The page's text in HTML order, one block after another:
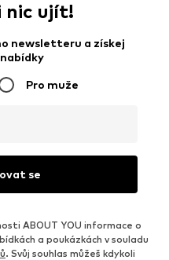
nic ujít!
newsletteru a získej
Pro muže
se
ABOUT YOU informace o
a poukázkách v souladu
. Svůj souhlas můžeš kdykoli